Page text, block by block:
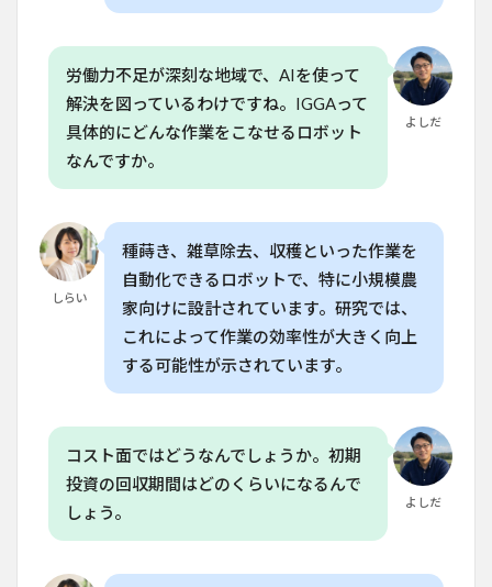
る可
能性
5
日本
業に
おけ
入の
可能
性と
支援
制度
Q. AI
ロボ
ット
は農
業で
よう
よしだ
労働力不足が深刻な地域で、AIを使って
解決を図っているわけですね。IGGAって
具体的にどんな作業をこなせるロボット
なんですか。
しらい
種蒔き、雑草除去、収穫といった作業を
自動化できるロボットで、特に小規模農
家向けに設計されています。研究では、
これによって作業の効率性が大きく向上
する可能性が示されています。
よしだ
コスト面ではどうなんでしょうか。初期
投資の回収期間はどのくらいになるんで
しょう。